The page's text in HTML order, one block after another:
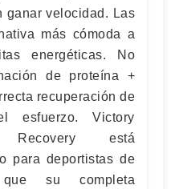
ganar velocidad. Las
más cómoda a
energéticas. No
de proteína +
recuperación de
esfuerzo. Victory
Recovery está
para deportistas de
su completa